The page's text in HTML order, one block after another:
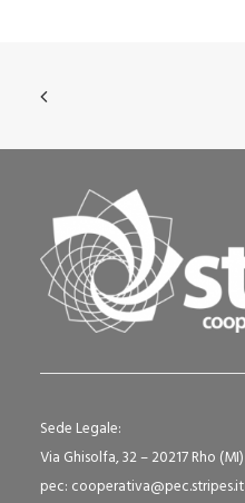
Sede Legale:
Via Ghisolfa, 32 – 20217 Rho (MI)
pec: cooperativa@pec.stripes.it